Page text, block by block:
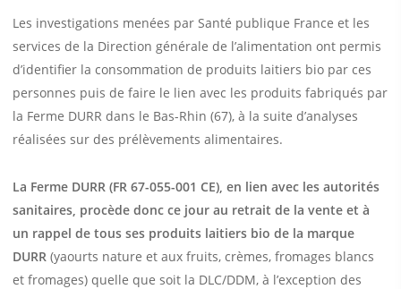
Les investigations menées par Santé publique France et les
services de la Direction générale de l’alimentation ont permis
d’identifier la consommation de produits laitiers bio par ces
personnes puis de faire le lien avec les produits fabriqués par
la Ferme DURR dans le Bas-Rhin (67), à la suite d’analyses
réalisées sur des prélèvements alimentaires.
La Ferme DURR (FR 67-055-001 CE), en lien avec les autorités
sanitaires, procède donc ce jour au retrait de la vente et à
un rappel de tous ses produits laitiers bio de la marque
DURR (yaourts nature et aux fruits, crèmes, fromages blancs
et fromages) quelle que soit la DLC/DDM, à l’exception des